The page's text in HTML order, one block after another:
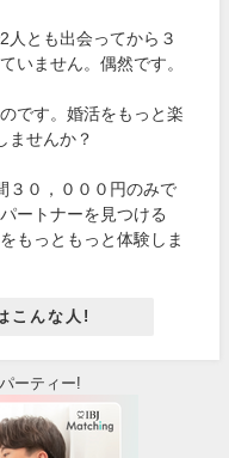
人とも出会ってから３
いません。偶然です。
です。婚活をもっと楽
ませんか？
３０，０００円のみで
ートナーを見つける
もっともっと体験しま
こんな人!
ーティー!